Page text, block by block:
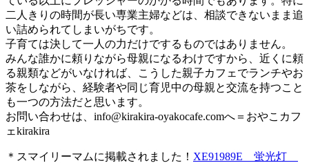
二人きりの時間が長い専業主婦などは、相談できないまま追
い詰められてしまいがちです。
子育ては決して一人の力だけでするものではありません。
みんな誰かに頼りながら母親になるわけですから、近くに頼
る親類などがいなければ、こうした親子カフェでランチやお
茶をしながら、経験者や同じ育児中の母親と交流を持つこと
も一つの方法だと思います。
お問い合わせは、 info@kirakira-oyakocafe.comへ＝おやこカフ
ェkirakira
＊スマイリーマムに掲載されました！ XE91989E 蛍光灯